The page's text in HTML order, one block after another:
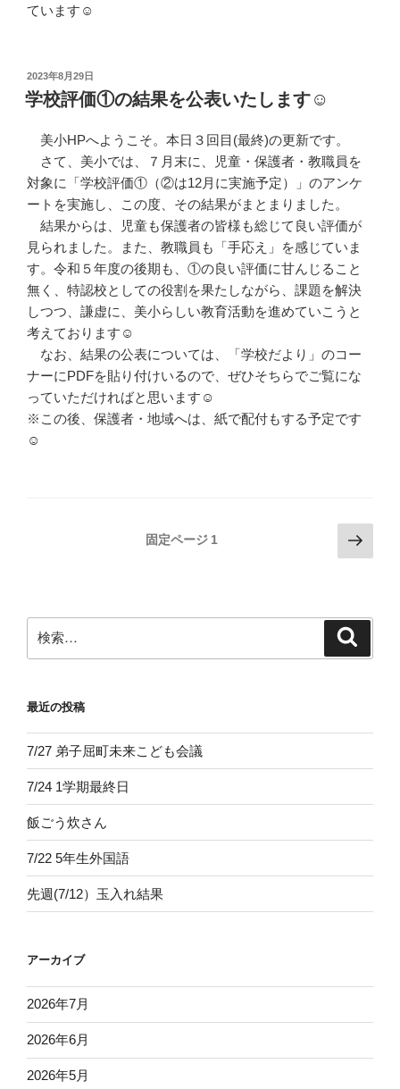
ています☺
投
稿
日:
2023年8月29日
学校評価①の結果を公表いたします☺
美小HPへようこそ。本日３回目(最終)の更新です。
さて、美小では、７月末に、児童・保護者・教職員を
対象に「学校評価①（②は12月に実施予定）」のアンケ
ートを実施し、この度、その結果がまとまりました。
結果からは、児童も保護者の皆様も総じて良い評価が
見られました。また、教職員も「手応え」を感じていま
す。令和５年度の後期も、①の良い評価に甘んじること
無く、特認校としての役割を果たしながら、課題を解決
しつつ、謙虚に、美小らしい教育活動を進めていこうと
考えております☺
なお、結果の公表については、「学校だより」のコー
ナーにPDFを貼り付けいるので、ぜひそちらでご覧にな
っていただければと思います☺
※この後、保護者・地域へは、紙で配付もする予定です
☺
ー
ジ
り
固定ページ 1
次
の
ジ
索:
最近の投稿
7/27 弟子屈町未来こども会議
7/24 1学期最終日
飯ごう炊さん
7/22 5年生外国語
先週(7/12）玉入れ結果
アーカイブ
2026年7月
2026年6月
2026年5月